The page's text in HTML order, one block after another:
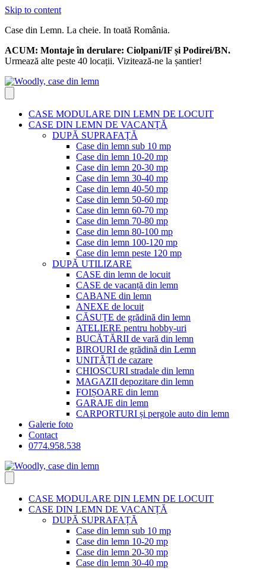
Skip to content
Case din Lemn. La cheie. In toată România.
ACUM: Montaje în derulare: Ciolpani/IF și Podirei/BN.
Urmează alte peste 40 locații. Vizitează-ne la șantier!
CASE MODULARE DIN LEMN DE LOCUIT
CASE DIN LEMN DE VACANȚĂ
DUPĂ SUPRAFAȚĂ
Case din lemn sub 10 mp
Case din lemn 10-20 mp
Case din lemn 20-30 mp
Case din lemn 30-40 mp
Case din lemn 40-50 mp
Case din lemn 50-60 mp
Case din lemn 60-70 mp
Case din lemn 70-80 mp
Case din lemn 80-100 mp
Case din lemn 100-120 mp
Case din lemn peste 120 mp
DUPĂ UTILIZARE
CASE din lemn de locuit
CASE de vacanță din lemn
CABANE din lemn
ANEXE de locuit
CĂSUȚE de grădină din lemn
ATELIERE pentru hobby-uri
BUCĂTĂRII de vară din lemn
BIROURI de grădină din Lemn
UNITĂȚI de cazare
CHIOSCURI stradale din lemn
MAGAZII depozitare din lemn
FOIȘOARE din lemn
GARAJE din lemn
CARPORTURI și pergole auto din lemn
Galerie foto
Contact
0774.958.538
CASE MODULARE DIN LEMN DE LOCUIT
CASE DIN LEMN DE VACANȚĂ
DUPĂ SUPRAFAȚĂ
Case din lemn sub 10 mp
Case din lemn 10-20 mp
Case din lemn 20-30 mp
Case din lemn 30-40 mp